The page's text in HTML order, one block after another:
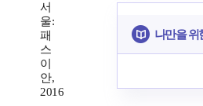
서
울:
패
스
이
안,
2016
나만을 위